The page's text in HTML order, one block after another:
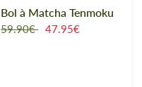
Bol à Matcha Tenmoku
59.90€ 47.95€